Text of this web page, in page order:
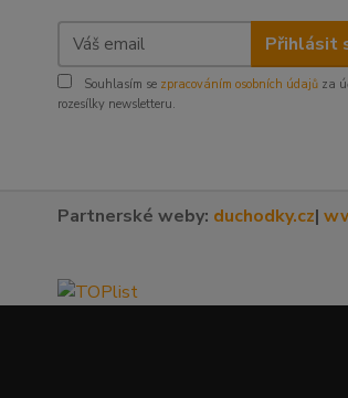
Přihlásit
Souhlasím se zpracováním osobních údajů za
rozesílky newsletteru.
Partnerské weby: duchodky.cz|